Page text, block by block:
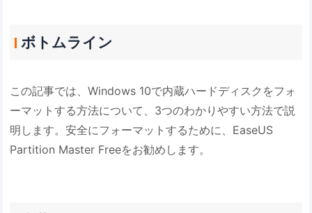
ボトムライン
この記事では、Windows 10で内蔵ハードディスクをフォ
ーマットする方法について、3つのわかりやすい方法で説
明します。安全にフォーマットするために、EaseUS
Partition Master Freeをお勧めします。